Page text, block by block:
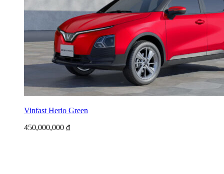
Vinfast Herio Green
450,000,000 ₫